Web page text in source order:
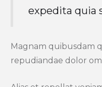
expedita quia
Magnam quibusdam
repudiandae dolor